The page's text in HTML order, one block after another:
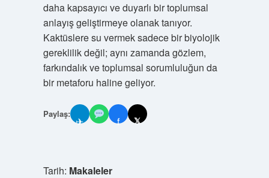
daha kapsayıcı ve duyarlı bir toplumsal
anlayış geliştirmeye olanak tanıyor.
Kaktüslere su vermek sadece bir biyolojik
gereklilik değil; aynı zamanda gözlem,
farkındalık ve toplumsal sorumluluğun da
bir metaforu haline geliyor.
Paylaş:
✈ f 𝕏
Tarih: Makaleler